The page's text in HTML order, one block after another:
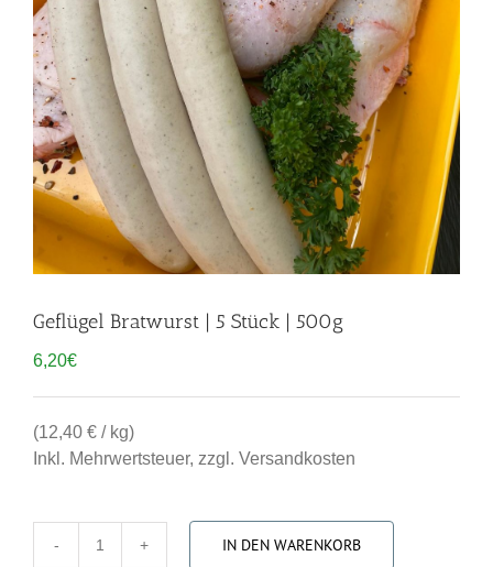
Geflügel Bratwurst | 5 Stück | 500g
6,20€
(12,40 € / kg)
Inkl. Mehrwertsteuer, zzgl. Versandkosten
Geflügel
IN DEN WARENKORB